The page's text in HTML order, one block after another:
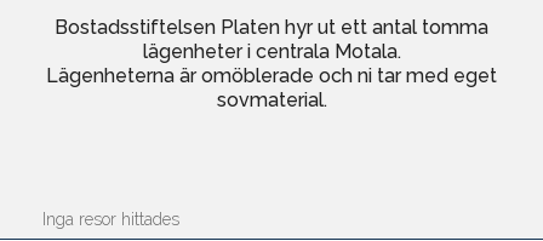
Bostadsstiftelsen Platen hyr ut ett antal tomma
lägenheter i centrala Motala.
Lägenheterna är omöblerade och ni tar med eget
sovmaterial.
Inga resor hittades